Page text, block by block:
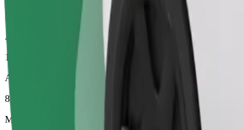
Luotettavat kyydit arkisilla keskikokoisilla autoilla.
Arvioitu matka-aika
14 min
Arvioitu etäisyys
8,1 km
Matkustajat